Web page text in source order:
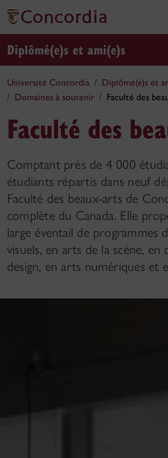
Diplômé(e)s et ami(e)s
Université Concordia Diplômé(e)s et
Domaines à soutenir
Faculté des
Faculté des
Comptant près de 4 000
étudiants répartis dans neuf
Faculté des beaux-arts de
complète du Canada. Elle
large éventail de programmes
visuels, en arts de la scène, en
design, en arts numériques et